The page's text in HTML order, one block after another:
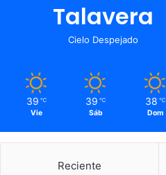
Talavera
Cielo Despejado
39 ℃
Vie
39 ℃
Sáb
38 ℃
Dom
Reciente